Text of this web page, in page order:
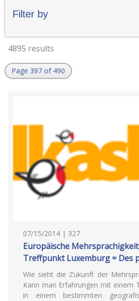
Filter by
4895 results
Page 397 of 490
07/15/2014 | 327
Europäische
Treffpunkt Luxemburg = Des
Wie sieht die Zukunft der
Kann man Erfahrungen mit einem
in einem bestimmten